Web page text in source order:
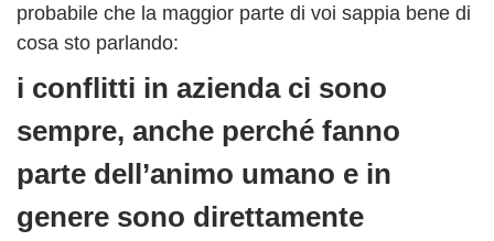
probabile che la maggior parte di voi sappia bene di
cosa sto parlando:
i conflitti in azienda ci sono
sempre, anche perché fanno
parte dell’animo umano e in
genere sono direttamente